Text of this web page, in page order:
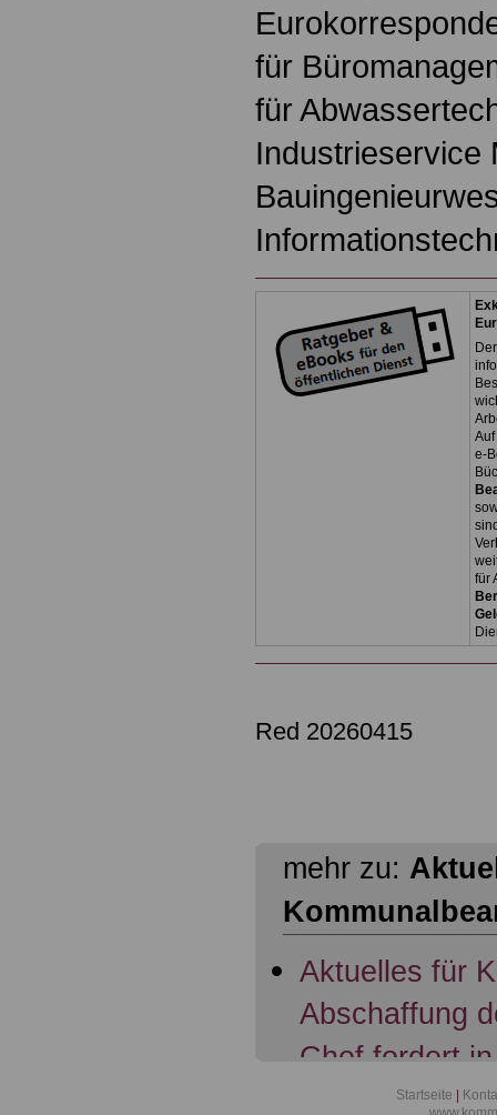
für
für
Industrieservice
e-
Ver
für
Red 20260415
mehr zu:
Aktuelles für
Abschaffung
Chef fordert
Übertragung
Startseite